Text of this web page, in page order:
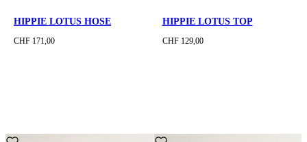
HIPPIE LOTUS HOSE
CHF 171,00
HIPPIE LOTUS TOP
CHF 129,00